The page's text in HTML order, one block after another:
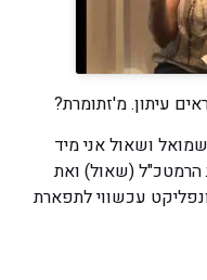
עיתון. מ'זתומרת?
ושאול אני מיד
הרמטכ"ל (שאול) ואת
עכשווי לתפארת